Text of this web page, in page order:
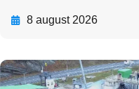
8 august 2026